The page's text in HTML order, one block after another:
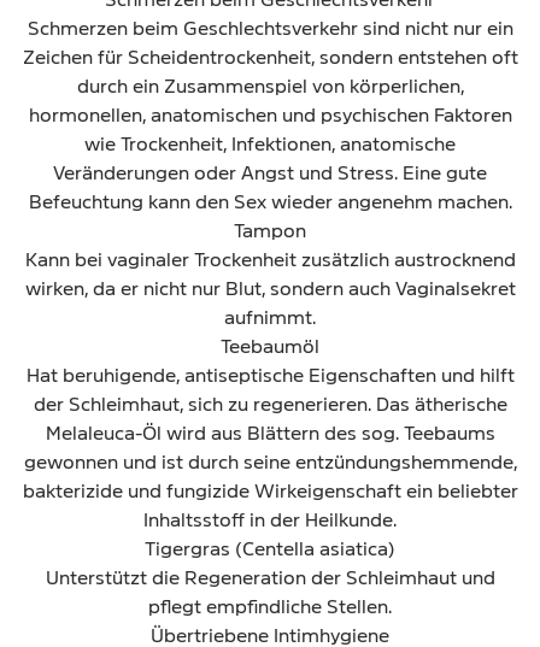
Schmerzen beim Geschlechtsverkehr sind nicht nur ein
Zeichen für Scheidentrockenheit, sondern entstehen oft
durch ein Zusammenspiel von körperlichen,
hormonellen, anatomischen und psychischen Faktoren
wie Trockenheit, Infektionen, anatomische
Veränderungen oder Angst und Stress. Eine gute
Befeuchtung kann den Sex wieder angenehm machen.
Tampon
Kann bei vaginaler Trockenheit zusätzlich austrocknend
wirken, da er nicht nur Blut, sondern auch Vaginalsekret
aufnimmt.
Teebaumöl
Hat beruhigende, antiseptische Eigenschaften und hilft
der Schleimhaut, sich zu regenerieren. Das ätherische
Melaleuca-Öl wird aus Blättern des sog. Teebaums
gewonnen und ist durch seine entzündungshemmende,
bakterizide und fungizide Wirkeigenschaft ein beliebter
Inhaltsstoff in der Heilkunde.
Tigergras (Centella asiatica)
Unterstützt die Regeneration der Schleimhaut und
pflegt empfindliche Stellen.
Übertriebene Intimhygiene